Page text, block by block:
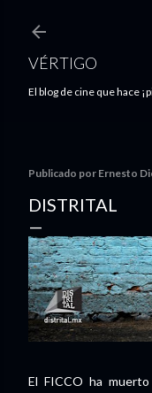
VÉRTIGO
El blog de cine que hace
Publicado por Ernesto
DISTRITAL
El FICCO ha